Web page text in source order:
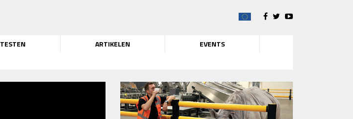
TESTEN ARTIKELEN EVENTS